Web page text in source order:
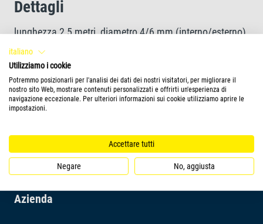
Dettagli
lunghezza 2,5 metri, diametro 4/6 mm (interno/esterno)
adatto per Tetra APS 50 - 400 e maggior parte di aeratori
per acquari
Azienda
italiano
Utilizziamo i cookie
Potremmo posizionarli per l'analisi dei dati dei nostri visitatori, per migliorare il
nostro sito Web, mostrare contenuti personalizzati e offrirti un'esperienza di
navigazione eccezionale. Per ulteriori informazioni sui cookie utilizziamo aprire le
impostazioni.
Accettare tutti
Negare No, aggiusta